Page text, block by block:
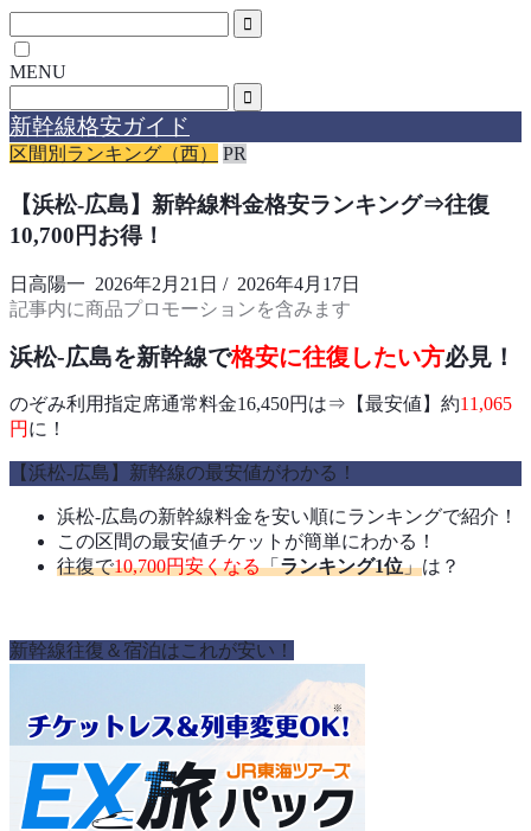
MENU
新幹線格安ガイド
区間別ランキング（西） PR
【浜松-広島】新幹線料金格安ランキング⇒往復
10,700円お得！
日高陽一 2026年2月21日 / 2026年4月17日
記事内に商品プロモーションを含みます
浜松-広島を新幹線で格安に往復したい方必見！
のぞみ利用指定席通常料金16,450円は⇒【最安値】約11,065
円 に！
【浜松-広島】新幹線の最安値がわかる！
浜松-広島の新幹線料金を安い順にランキングで紹介！
この区間の最安値チケットが簡単にわかる！
往復で10,700円安くなる「ランキング1位」は？
新幹線往復＆宿泊はこれが安い！